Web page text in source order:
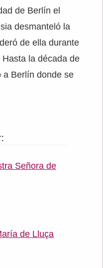
de Berlín el
desmanteló la
de ella durante
la década de
a Berlín donde se
Señora de
de Lluça